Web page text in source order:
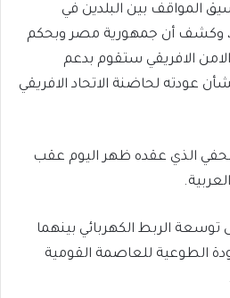
المواقف بين البلدين في
وكشف أن جمهورية مصر وبحكم
الافريقي ستقوم بدعم
عودته لحاضنة الاتحاد الافريقي
الذي عقده ظهر اليوم عقب
توسعة الربط الكهربائي بينهما
الطوعية للعاصمة القومية